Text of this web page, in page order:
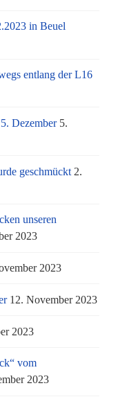
in Beuel
entlang der L16
Dezember 5.
geschmückt 2.
unseren
2023
2023
12. November 2023
2023
vom
2023